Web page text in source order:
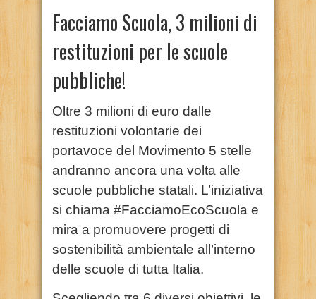
Facciamo Scuola, 3 milioni di
restituzioni per le scuole
pubbliche!
Oltre 3 milioni di euro dalle
restituzioni volontarie dei
portavoce del Movimento 5 stelle
andranno ancora una volta alle
scuole pubbliche statali. L’iniziativa
si chiama #FacciamoEcoScuola e
mira a promuovere progetti di
sostenibilità ambientale all’interno
delle scuole di tutta Italia.